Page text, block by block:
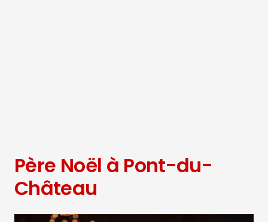
Père Noël à Pont-du-
Château